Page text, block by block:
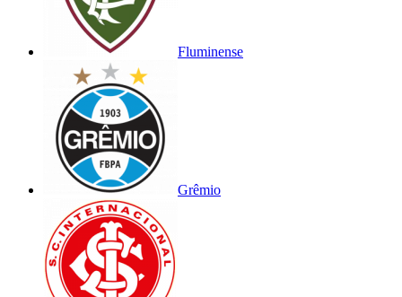
Fluminense
Grêmio